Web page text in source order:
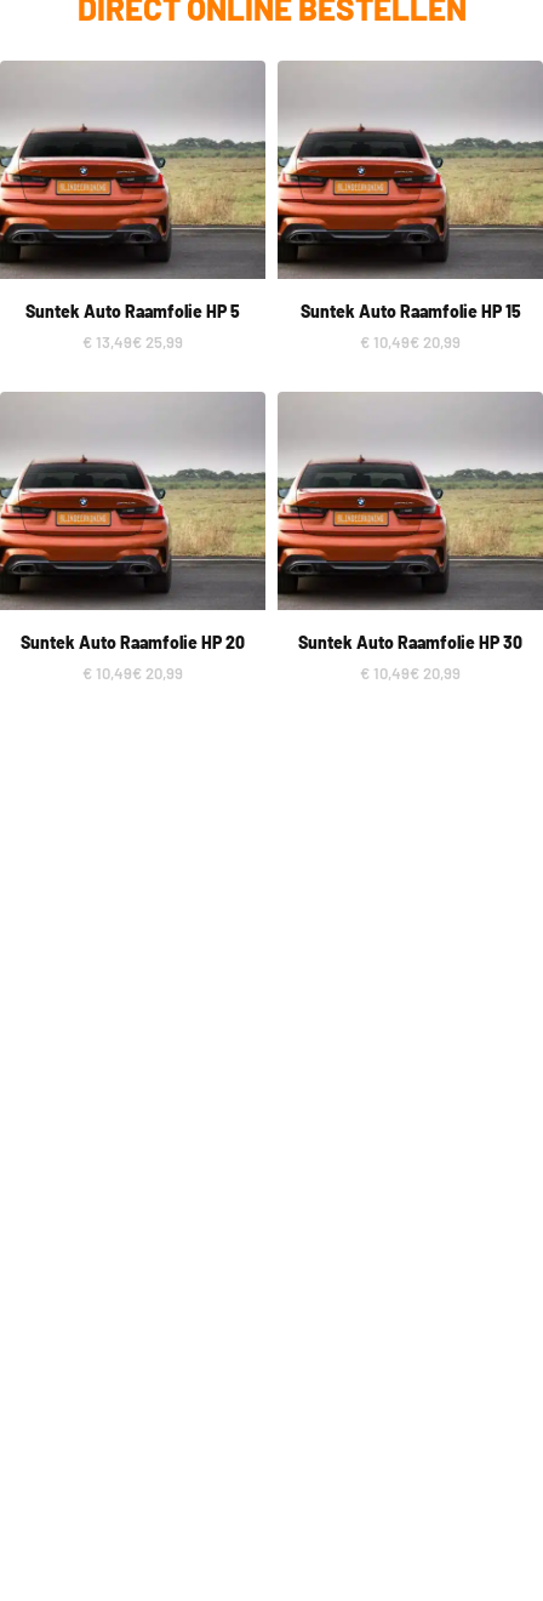
DIRECT ONLINE BESTELLEN
Suntek Auto Raamfolie HP 5
€ 13,49€ 25,99
Suntek Auto Raamfolie HP 15
€ 10,49€ 20,99
Suntek Auto Raamfolie HP 20
€ 10,49€ 20,99
Suntek Auto Raamfolie HP 30
€ 10,49€ 20,99